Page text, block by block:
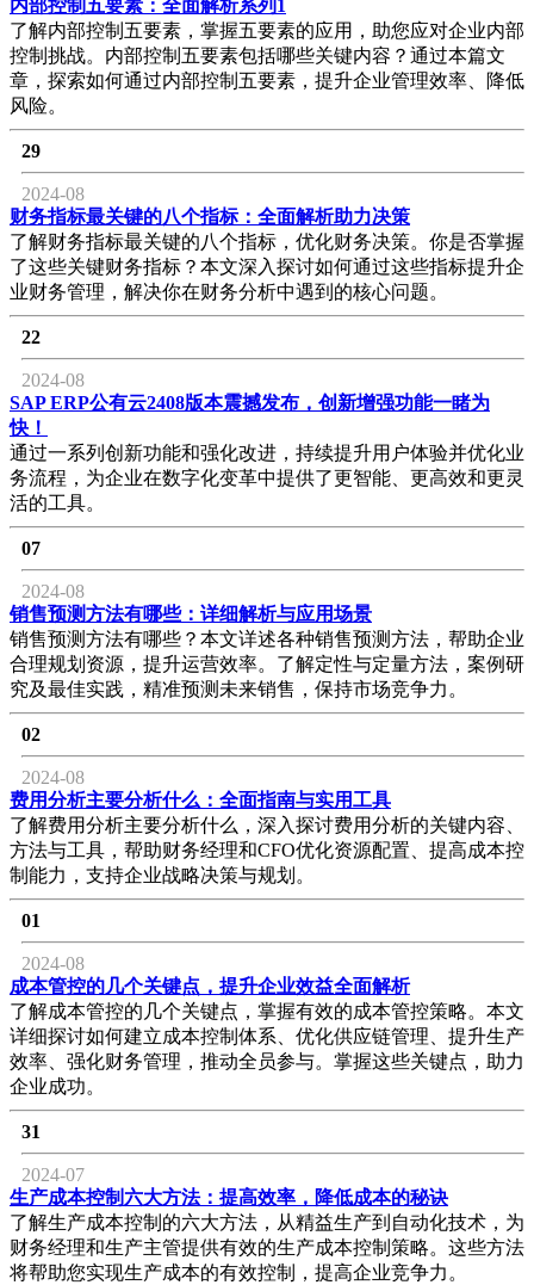
内部控制五要素：全面解析系列1
了解内部控制五要素，掌握五要素的应用，助您应对企业内部
控制挑战。内部控制五要素包括哪些关键内容？通过本篇文
章，探索如何通过内部控制五要素，提升企业管理效率、降低
风险。
29
2024-08
财务指标最关键的八个指标：全面解析助力决策
了解财务指标最关键的八个指标，优化财务决策。你是否掌握
了这些关键财务指标？本文深入探讨如何通过这些指标提升企
业财务管理，解决你在财务分析中遇到的核心问题。
22
2024-08
SAP ERP公有云2408版本震撼发布，创新增强功能一睹为
快！
通过一系列创新功能和强化改进，持续提升用户体验并优化业
务流程，为企业在数字化变革中提供了更智能、更高效和更灵
活的工具。
07
2024-08
销售预测方法有哪些：详细解析与应用场景
销售预测方法有哪些？本文详述各种销售预测方法，帮助企业
合理规划资源，提升运营效率。了解定性与定量方法，案例研
究及最佳实践，精准预测未来销售，保持市场竞争力。
02
2024-08
费用分析主要分析什么：全面指南与实用工具
了解费用分析主要分析什么，深入探讨费用分析的关键内容、
方法与工具，帮助财务经理和CFO优化资源配置、提高成本控
制能力，支持企业战略决策与规划。
01
2024-08
成本管控的几个关键点，提升企业效益全面解析
了解成本管控的几个关键点，掌握有效的成本管控策略。本文
详细探讨如何建立成本控制体系、优化供应链管理、提升生产
效率、强化财务管理，推动全员参与。掌握这些关键点，助力
企业成功。
31
2024-07
生产成本控制六大方法：提高效率，降低成本的秘诀
了解生产成本控制的六大方法，从精益生产到自动化技术，为
财务经理和生产主管提供有效的生产成本控制策略。这些方法
将帮助您实现生产成本的有效控制，提高企业竞争力。